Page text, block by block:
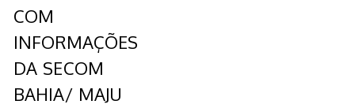
COM
INFORMAÇÕES
DA SECOM
BAHIA/ MAJU